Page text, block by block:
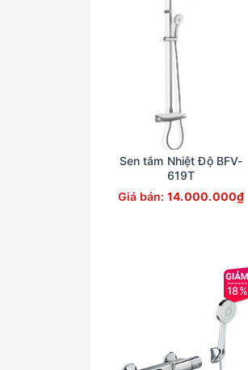
Sen tắm Nhiệt Độ BFV-
619T
Giá bán: 14.000.000₫
18%